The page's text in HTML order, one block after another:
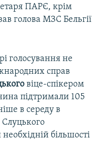
ПАРЄ, крім
голова МЗС Бельгії
голосування не
справ
віце-спікером
підтримали 105
в середу в
більшості